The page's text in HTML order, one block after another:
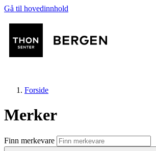
Gå til hovedinnhold
Butikker
Forside
Merker
Finn merkevare